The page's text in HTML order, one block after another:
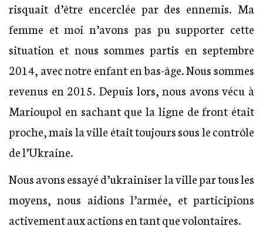
risquait d’être encerclée par des ennemis. Ma
femme et moi n’avons pas pu supporter cette
situation et nous sommes partis en septembre
2014, avec notre enfant en bas-âge. Nous sommes
revenus en 2015. Depuis lors, nous avons vécu à
Marioupol en sachant que la ligne de front était
proche, mais la ville était toujours sous le contrôle
de l’Ukraine.
Nous avons essayé d’ukrainiser la ville par tous les
moyens, nous aidions l’armée, et participions
activement aux actions en tant que volontaires.